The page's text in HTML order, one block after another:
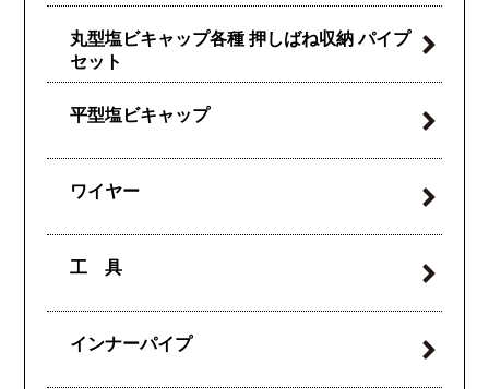
丸型塩ビキャップ各種 押しばね収納パイプ
セット
平型塩ビキャップ
ワイヤー
工 具
インナーパイプ